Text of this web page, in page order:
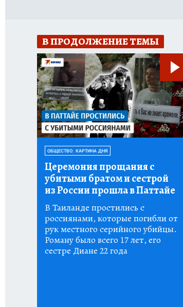
В ПРОДОЛЖЕНИЕ ТЕМЫ
ОБЩЕСТВО: КАРТИНА ДНЯ
Церемония прощания с
убитыми братом и сестрой
из России прошла в Паттайе
В Таиланде простились с
россиянами, которые погибли от
рук местного серийного убийцы.
Роману было всего 17 лет, его
сестре Диане 22 года